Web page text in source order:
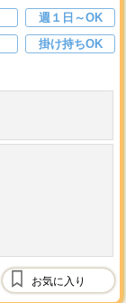
週１日～OK
掛け持ちOK
お気に入り